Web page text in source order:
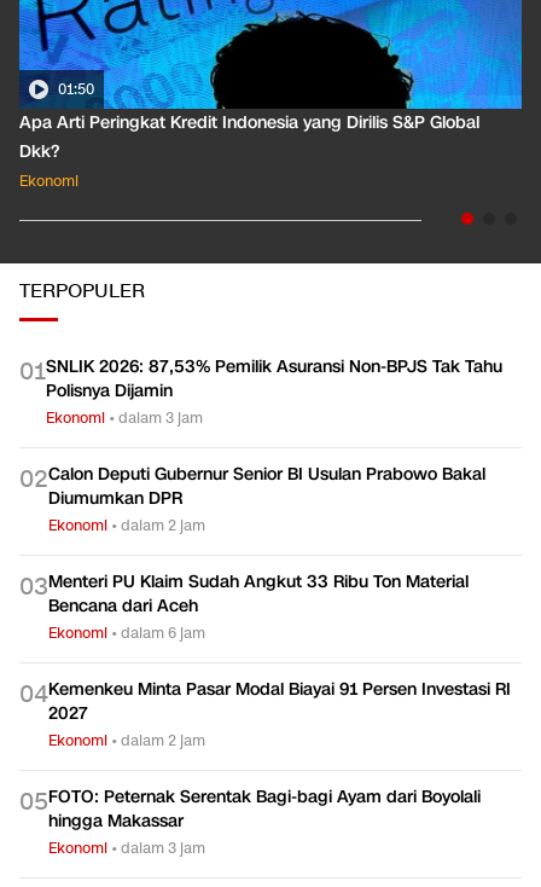
01:50
Apa Arti Peringkat Kredit Indonesia yang Dirilis S&P Global
Dkk?
Ekonomi
TERPOPULER
01SNLIK 2026: 87,53% Pemilik Asuransi Non-BPJS Tak Tahu
Polisnya Dijamin
Ekonomi •dalam 3 jam
02Calon Deputi Gubernur Senior BI Usulan Prabowo Bakal
Diumumkan DPR
Ekonomi •dalam 2 jam
03Menteri PU Klaim Sudah Angkut 33 Ribu Ton Material
Bencana dari Aceh
Ekonomi •dalam 6 jam
04Kemenkeu Minta Pasar Modal Biayai 91 Persen Investasi RI
2027
Ekonomi •dalam 2 jam
05FOTO: Peternak Serentak Bagi-bagi Ayam dari Boyolali
hingga Makassar
Ekonomi •dalam 3 jam